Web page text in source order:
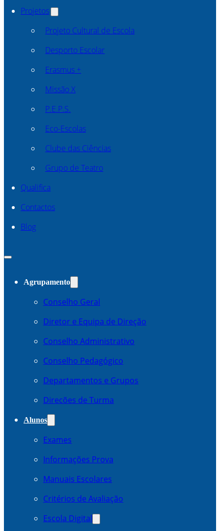
Projetos
Projeto Cultural de Escola
Desporto Escolar
Erasmus +
Missão X
P.E.P.S.
Eco-Escolas
Clube das Ciências
Grupo de Teatro
Qualifica
Contactos
Blog
Agrupamento
Conselho Geral
Diretor e Equipa de Direção
Conselho Administrativo
Conselho Pedagógico
Departamentos e Grupos
Direcões de Turma
Alunos
Exames
Informações Prova
Manuais Escolares
Critérios de Avaliação
Escola Digital